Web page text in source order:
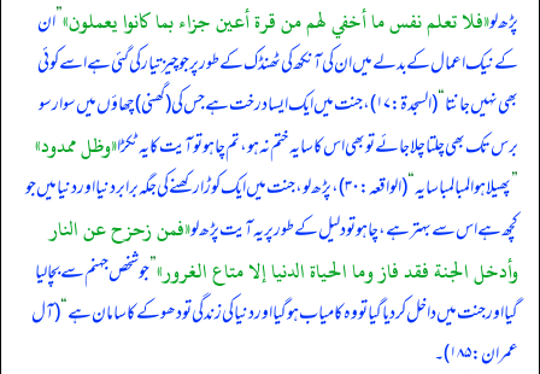
پڑھ لو«فلا تعلم نفس ما أخفي لهم من قرة أعين جزاء بما كانوا يعملون»”ان
کے نیک اعمال کے بدلے میں ان کی آنکھ کی ٹھنڈک کے طور پر جو چیز تیار کی گئی ہے اسے کوئی
بھی نہیں جانتا“
(السجدۃ: ۱۷)، جنت میں ایک ایسا درخت ہے جس کی (گھنی) چھاؤں میں سوار سو
برس تک بھی چلتا چلا جائے تو بھی اس کا سایہ ختم نہ ہو، تم چاہو تو آیت کا یہ ٹکڑا«وظل ممدود»
”پھیلا ہوا لمبا لمبا سایہ“
(الواقعہ: ۳۰)، پڑھ لو، جنت میں ایک کوڑا رکھنے کی جگہ برابر دنیا اور دنیا میں جو
کچھ ہے اس سے بہتر ہے، چاہو تو دلیل کے طور پر یہ آیت پڑھ لو«فمن زحزح عن النار
وأدخل الجنة فقد فاز وما الحياة الدنيا إلا متاع الغرور»”جو شخص جہنم سے بچا لیا
گیا اور جنت میں داخل کر دیا گیا تو وہ کامیاب ہو گیا اور دنیا کی زندگی تو دھوکے کا سامان ہے“(آل
عمران: ۱۸۵)۔